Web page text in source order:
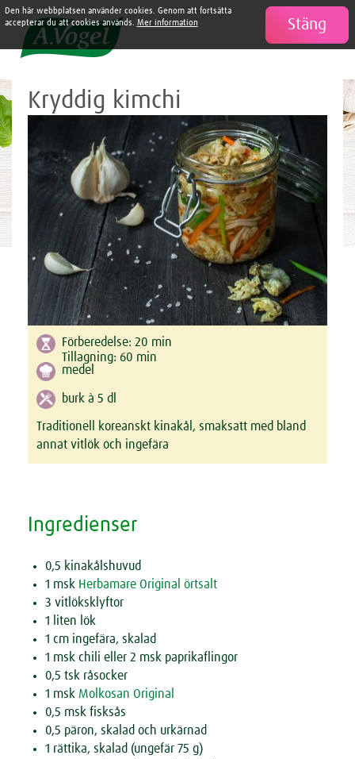

Nyttiga och utsökta recept från A.Vogel
Kryddig kimchi
Förberedelse: 20 min
Tillagning: 60 min
medel
burk à 5 dl
Traditionell koreanskt kinakål, smaksatt med bland
annat vitlök och ingefära
Ingredienser
0,5 kinakålshuvud
1 msk Herbamare Original örtsalt
3 vitlöksklyftor
1 liten lök
1 cm ingefära, skalad
1 msk chili eller 2 msk paprikaflingor
0,5 tsk råsocker
1 msk Molkosan Original
0,5 msk fisksås
0,5 päron, skalad och urkärnad
1 rättika, skalad (ungefär 75 g)
Stäng
Den här webbplatsen använder cookies. Genom att fortsätta
accepterar du att cookies används. Mer information